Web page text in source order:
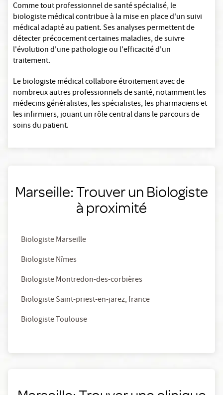
Comme tout professionnel de santé spécialisé, le
biologiste médical contribue à la mise en place d'un suivi
médical adapté au patient. Ses analyses permettent de
détecter précocement certaines maladies, de suivre
l'évolution d'une pathologie ou l'efficacité d'un
traitement.
Le biologiste médical collabore étroitement avec de
nombreux autres professionnels de santé, notamment les
médecins généralistes, les spécialistes, les pharmaciens et
les infirmiers, jouant un rôle central dans le parcours de
soins du patient.
Marseille: Trouver un Biologiste
à proximité
Biologiste Marseille
Biologiste Nîmes
Biologiste Montredon-des-corbières
Biologiste Saint-priest-en-jarez, france
Biologiste Toulouse